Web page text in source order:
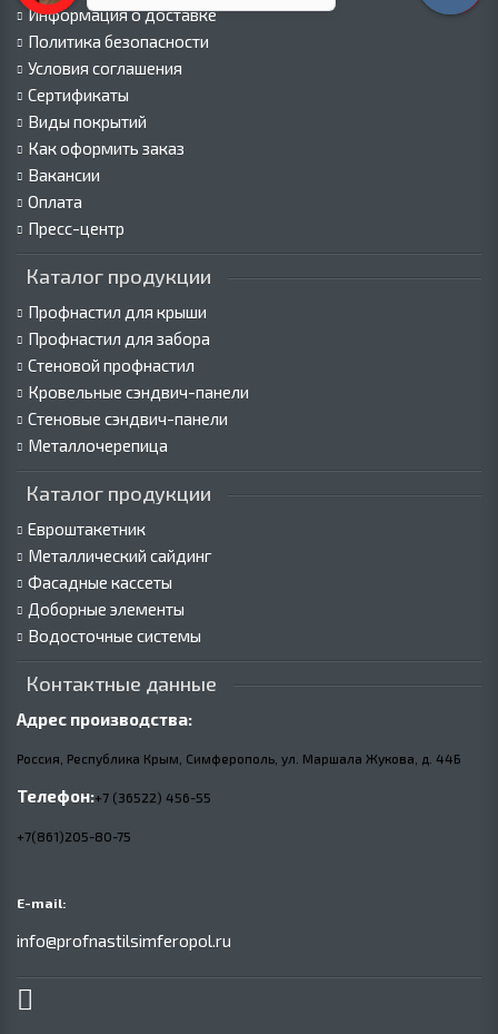
Информация о доставке
Политика безопасности
Условия соглашения
Сертификаты
Виды покрытий
Как оформить заказ
Вакансии
Оплата
Пресс-центр
Каталог продукции
Профнастил для крыши
Профнастил для забора
Стеновой профнастил
Кровельные сэндвич-панели
Стеновые сэндвич-панели
Металлочерепица
Каталог продукции
Евроштакетник
Металлический сайдинг
Фасадные кассеты
Доборные элементы
Водосточные системы
Контактные данные
Адрес производства:
Россия, Республика Крым, Симферополь, ул. Маршала Жукова, д. 44Б
Телефон:+7 (36522) 456-55
+7(861)205-80-75
E-mail:
info@profnastilsimferopol.ru